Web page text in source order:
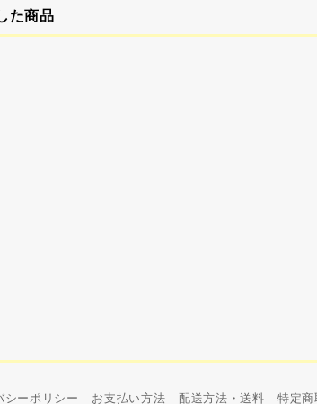
た商品
シーポリシー お支払い方法 配送方法・送料 特定